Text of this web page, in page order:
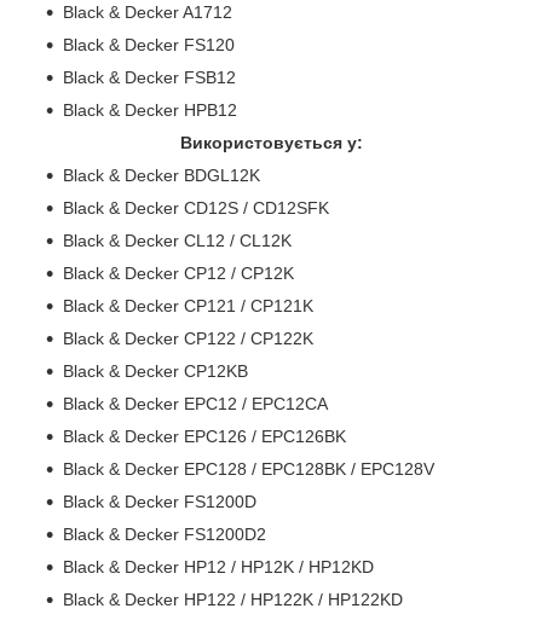
Black & Decker A1712
Black & Decker FS120
Black & Decker FSB12
Black & Decker HPB12
Використовується у:
Black & Decker BDGL12K
Black & Decker CD12S / CD12SFK
Black & Decker CL12 / CL12K
Black & Decker CP12 / CP12K
Black & Decker CP121 / CP121K
Black & Decker CP122 / CP122K
Black & Decker CP12KB
Black & Decker EPC12 / EPC12CA
Black & Decker EPC126 / EPC126BK
Black & Decker EPC128 / EPC128BK / EPC128V
Black & Decker FS1200D
Black & Decker FS1200D2
Black & Decker HP12 / HP12K / HP12KD
Black & Decker HP122 / HP122K / HP122KD